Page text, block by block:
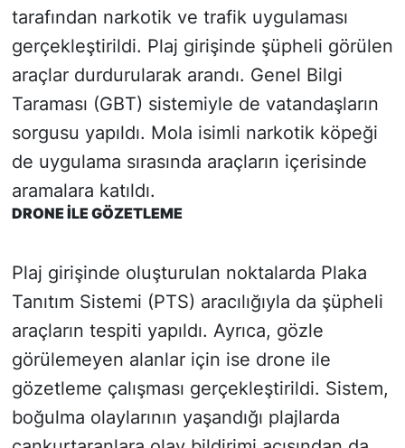
tarafından narkotik ve trafik uygulaması
gerçekleştirildi. Plaj girişinde şüpheli görülen
araçlar durdurularak arandı. Genel Bilgi
Taraması (GBT) sistemiyle de vatandaşların
sorgusu yapıldı. Mola isimli narkotik köpeği
de uygulama sırasında araçların içerisinde
aramalara katıldı.
DRONE İLE GÖZETLEME
Plaj girişinde oluşturulan noktalarda Plaka
Tanıtım Sistemi (PTS) aracılığıyla da şüpheli
araçların tespiti yapıldı. Ayrıca, gözle
görülemeyen alanlar için ise drone ile
gözetleme çalışması gerçekleştirildi. Sistem,
boğulma olaylarının yaşandığı plajlarda